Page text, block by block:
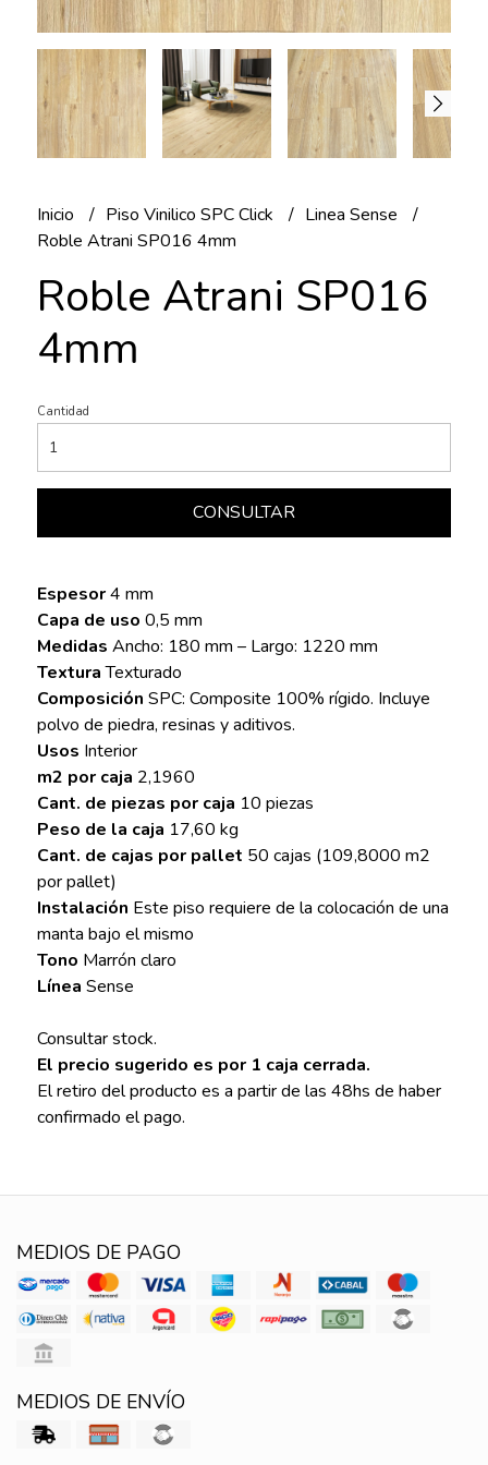
Inicio Piso Vinilico SPC Click
Linea Sense
Roble Atrani SP016 4mm
Roble Atrani SP016
4mm
Cantidad
CONSULTAR
Espesor4 mm
Capa de uso 0,5 mm
Medidas Ancho: 180 mm – Largo: 1220 mm
TexturaTexturado
Composición SPC: Composite 100% rígido. Incluye
polvo de piedra, resinas y aditivos.
Usos Interior
m2 por caja 2,1960
Cant. de piezas por caja 10 piezas
Peso de la caja 17,60 kg
Cant. de cajas por pallet 50 cajas (109,8000 m2
por pallet)
Instalación Este piso requiere de la colocación de una
manta bajo el mismo
Tono Marrón claro
Línea Sense
Consultar stock.
El precio sugerido es por 1 caja cerrada.
El retiro del producto es a partir de las 48hs de haber
confirmado el pago.
MEDIOS DE PAGO
MEDIOS DE ENVÍO